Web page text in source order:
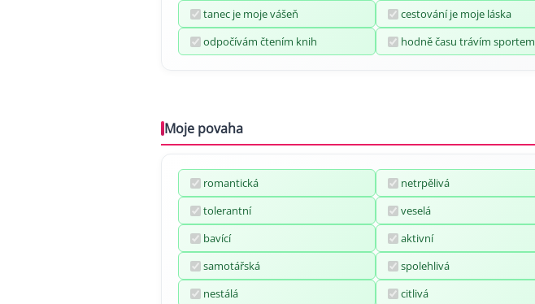
tanec je moje vášeň
cestování je moje láska
odpočívám čtením knih
hodně času trávím sportem
Moje povaha
romantická
netrpělivá
tolerantní
veselá
bavící
aktivní
samotářská
spolehlivá
nestálá
citlivá